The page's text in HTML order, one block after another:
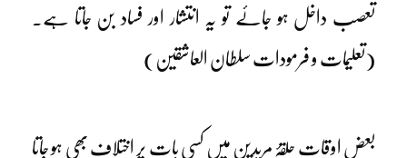
تعصب داخل ہو جائے تو یہ انتشار اور فساد بن جاتا ہے۔
(تعلیمات و فرمودات سلطان العاشقین)
بعض اوقات حلقۂ مریدین میں کسی بات پر اختلاف بھی ہو جاتا